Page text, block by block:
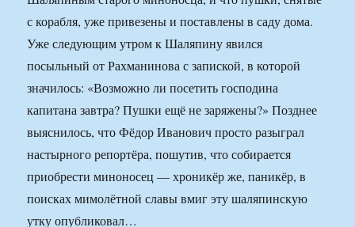
с корабля, уже привезены и поставлены в саду дома.
Уже следующим утром к Шаляпину явился
посыльный от Рахманинова с запиской, в которой
значилось: «Возможно ли посетить господина
капитана завтра? Пушки ещё не заряжены?» Позднее
выяснилось, что Фёдор Иванович просто разыграл
настырного репортёра, пошутив, что собирается
приобрести миноносец — хроникёр же, паникёр, в
поисках мимолётной славы вмиг эту шаляпинскую
утку опубликовал…